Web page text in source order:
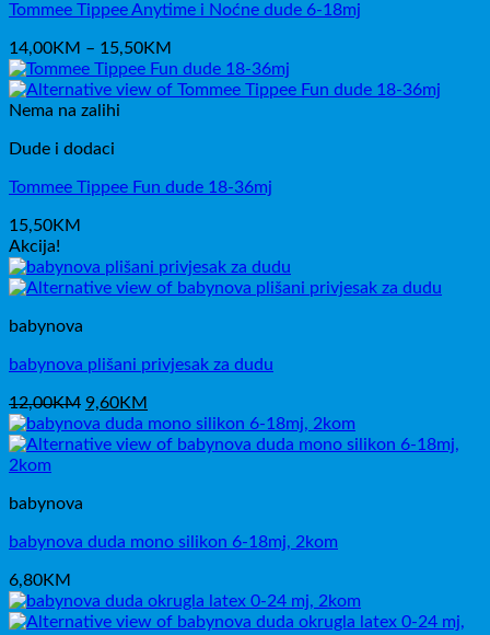
Tommee Tippee Anytime i Noćne dude 6-18mj
14,00KM – 15,50KM
cijena:
od
Nema na zalihi
Dude i dodaci
Tommee Tippee Fun dude 18-36mj
15,50KM
Akcija!
babynova
babynova plišani privjesak za dudu
12,00KM Izvorna
cijena
bila
9,60KM
cijena
je:
babynova
babynova duda mono silikon 6-18mj, 2kom
6,80KM